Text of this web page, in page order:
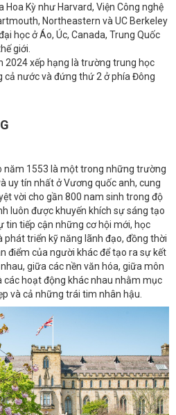
Kỳ như Harvard, Viện Công nghệ
Northeastern và UC Berkeley
học ở Áo, Úc, Canada, Trung Quốc
giới.
2024 xếp hạng là trường trung học
nước và đứng thứ 2 ở phía Đông
năm 1553 là một trong những trường
uy tín nhất ở Vương quốc anh, cung
vời cho gần 800 nam sinh trong độ
luôn được khuyến khích sự sáng tạo
tin tiếp cận những cơ hội mới, học
phát triển kỹ năng lãnh đạo, đồng thời
điểm của người khác để tạo ra sự kết
giữa các nền văn hóa, giữa môn
các hoạt động khác nhau nhằm mục
và cả những trái tim nhân hậu.